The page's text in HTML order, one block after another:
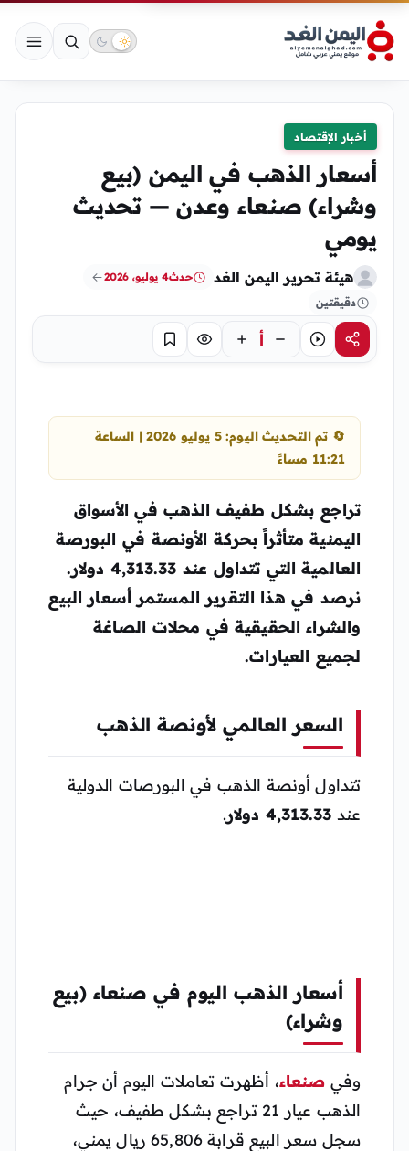
أخبار الإقتصاد
أسعار الذهب في اليمن (بيع
وشراء) صنعاء وعدن — تحديث
يومي
هيئة تحرير اليمن الغد حدث4 يوليو، 2026
دقيقتين
مشاركةاستماع أ تركيز حفظ
🔄 تم التحديث اليوم: 5 يوليو 2026 | الساعة
11:21 مساءً
تراجع بشكل طفيف الذهب في الأسواق
اليمنية متأثراً بحركة الأونصة في البورصة
العالمية التي تتداول عند 4,313.33 دولار.
نرصد في هذا التقرير المستمر أسعار البيع
والشراء الحقيقية في محلات الصاغة
لجميع العيارات.
السعر العالمي لأونصة الذهب
تتداول أونصة الذهب في البورصات الدولية
عند 4,313.33 دولار .
أسعار الذهب اليوم في صنعاء (بيع
وشراء)
وفي صنعاء، أظهرت تعاملات اليوم أن جرام
الذهب عيار 21 تراجع بشكل طفيف، حيث
سجل سعر البيع قرابة 65,806 ريال يمني،